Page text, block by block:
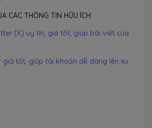
CÁC THÔNG TIN HỮU ÍCH:
(X) uy tín, giá tốt, giúp bài viết của
giá tốt, giúp tài khoản dễ dàng lên xu